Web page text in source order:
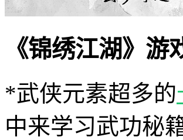
《锦绣江湖》游
*武侠元素超多的
中来学习武功秘籍